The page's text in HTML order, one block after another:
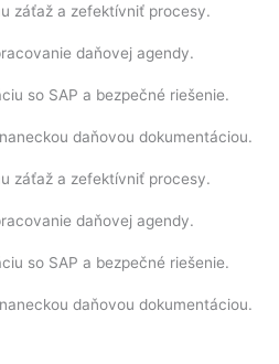
záťaž a zefektívniť procesy.
daňovej agendy.
so SAP a bezpečné riešenie.
daňovou dokumentáciou.
záťaž a zefektívniť procesy.
daňovej agendy.
so SAP a bezpečné riešenie.
daňovou dokumentáciou.